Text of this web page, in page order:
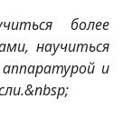
более
научиться
и